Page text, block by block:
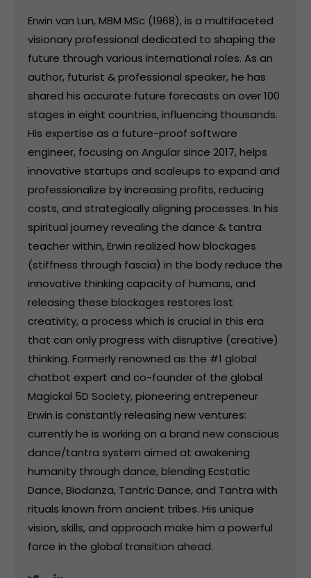
Erwin van Lun, MBM MSc (1968), is a multifaceted
visionary professional dedicated to shaping the
future through various international roles. As an
author, futurist & professional speaker, he has
shared his accurate future forecasts on over 100
stages in eight countries, influencing thousands.
His expertise as a future-proof software
engineer, focusing on Angular since 2017, helps
innovative startups and scaleups to expand and
professionalize by increasing profits, reducing
costs, and strategically aligning processes. In his
spiritual journey revealing the dance & tantra
teacher within, Erwin realized how blockages
(stiffness through fascia) in the body reduce the
innovative thinking capacity of humans, and
releasing these blockages restores lost
creativity, a process which is crucial in this era
that can only progress with disruptive (creative)
thinking. Formerly renowned as the #1 global
chatbot expert and co-founder of the global
Magickal 5D Society, pioneering entrepeneur
Erwin is constantly releasing new ventures:
currently he is working on a brand new conscious
dance/tantra system aimed at awakening
humanity through dance, blending Ecstatic
Dance, Biodanza, Tantric Dance, and Tantra with
rituals known from ancient tribes. His unique
vision, skills, and approach make him a powerful
force in the global transition ahead.